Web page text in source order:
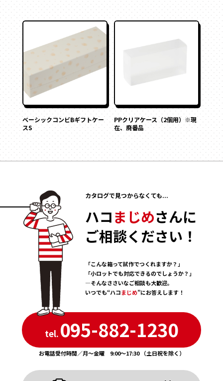
ベーシックコンビBギフトケー
スS
PPクリアケース（2個用）※現
在、廃番品
カタログで見つからなくても...
ハコまじめさんに
ご相談ください！
「こんな箱って試作でつくれますか？」
「小ロットでも対応できるのでしょうか？」
―そんなささいなご相談も大歓迎。
いつでも“ハコまじめ”にお答えします！
tel. 095-882-1230
お電話受付時間／月〜金曜 9:00〜17:30 （土日祝を除く）